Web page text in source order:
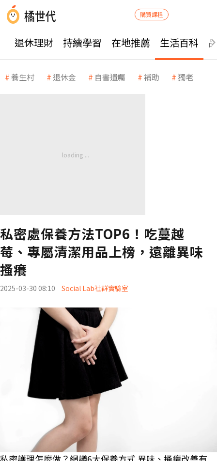
購買課程
退休理財 持續學習 在地推薦 生活百科
養生村 退休金 自書遺囑 補助 獨老
私密處保養方法TOP6！吃蔓越
莓、專屬清潔用品上榜，遠離異味
搔癢
2025-03-30 08:10 Social Lab社群實驗室